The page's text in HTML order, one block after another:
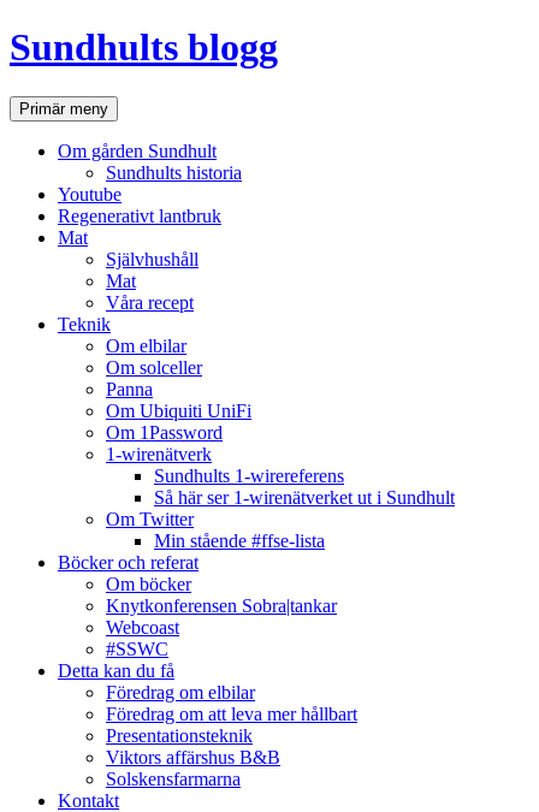
Hoppa
till
Sundhults blogg
SökPrimär meny
Om gården Sundhult
Sundhults historia
Youtube
Regenerativt lantbruk
Mat
Självhushåll
Mat
Våra recept
Teknik
Om elbilar
Om solceller
Panna
Om Ubiquiti UniFi
Om 1Password
1-wirenätverk
Sundhults 1-wirereferens
Så här ser 1-wirenätverket ut i Sundhult
Om Twitter
Min stående #ffse-lista
Böcker och referat
Om böcker
Knytkonferensen Sobra|tankar
Webcoast
#SSWC
Detta kan du få
Föredrag om elbilar
Föredrag om att leva mer hållbart
Presentationsteknik
Viktors affärshus B&B
Solskensfarmarna
Kontakt